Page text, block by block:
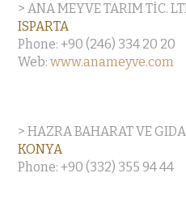
> ANA MEYVE TARIM TİC.
ISPARTA
Phone: +90 (246) 334 20 20
Web: www.anameyve.com
> HAZRA BAHARAT VE GIDA
KONYA
Phone: +90 (332) 355 94 44